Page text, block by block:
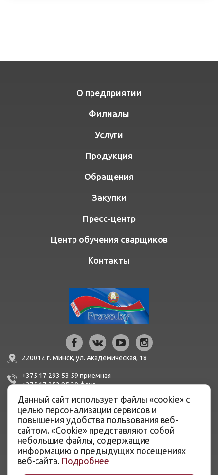
О предприятии
Филиалы
Услуги
Продукция
Обращения
Закупки
Пресс-центр
Центр обучения сварщиков
Контакты
220012 г. Минск, ул. Академическая, 18
+375 17 293 53 59 приемная
+375 17 252 95 30факc
mail@bern.by
IBAN BY51 BLBB 3012 0100 3455 0500 1001 в ЦБУ №527
ОАО «Белинвестбанк», г. Минск, ул. Карла Маркса, 33-4Н,
8Н,
BIC BLBBBY2X
Данный сайт использует файлы «cookie» с
целью персонализации сервисов и
повышения удобства пользования веб-
сайтом. «Cookie» представляют собой
небольшие файлы, содержащие
информацию о предыдущих посещениях
веб-сайта. Подробнее